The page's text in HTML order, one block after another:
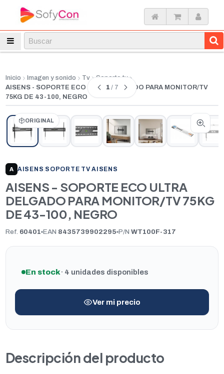
Inicio Imagen y sonido Tv
Soporte tv
AISENS - SOPORTE ECO ULTRA DELGADO PARA MONITOR/TV
75KG DE 43-100, NEGRO
ORIGINAL
1 / 7
A AISENS SOPORTE TV AISENS
AISENS - SOPORTE ECO ULTRA
DELGADO PARA MONITOR/TV 75KG
DE 43-100, NEGRO
Ref. 60401 EAN 8435739902295 P/N WT100F-317
En stock· 4 unidades disponibles
Ver mi precio
Descripción del producto